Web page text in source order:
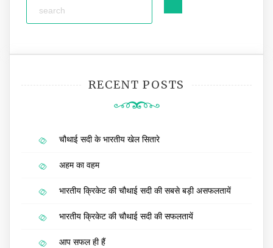
RECENT POSTS
चौथाई सदी के भारतीय खेल सितारे
अहम का वहम
भारतीय क्रिकेट की चौथाई सदी की सबसे बड़ी असफलतायें
भारतीय क्रिकेट की चौथाई सदी की सफलतायें
आप सफल ही हैं